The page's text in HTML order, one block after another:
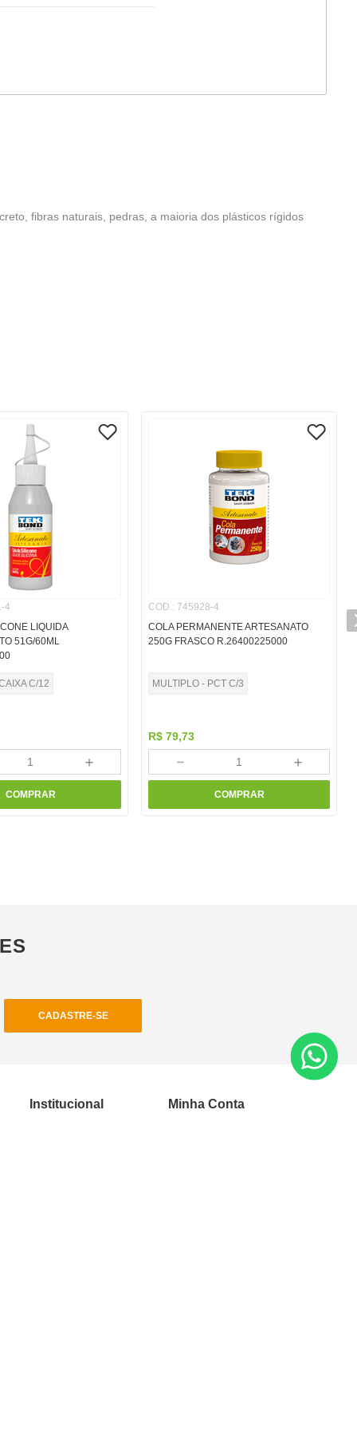
fibras naturais, pedras, a maioria dos plásticos rígidos
4
LIQUIDA
51G/60ML
C/12
＋
COMPRAR
COD.: 745928-4
COLA PERMANENTE ARTESANATO
250G FRASCO R.26400225000
MULTIPLO - PCT C/3
R$ 79,73
＋
－
COMPRAR
CADASTRE-SE
Institucional Minha Conta